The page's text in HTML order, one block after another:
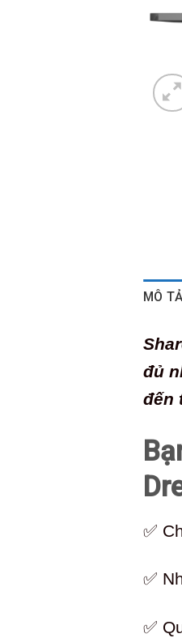
MÔ TẢ
đủ
đến
✅
✅
✅